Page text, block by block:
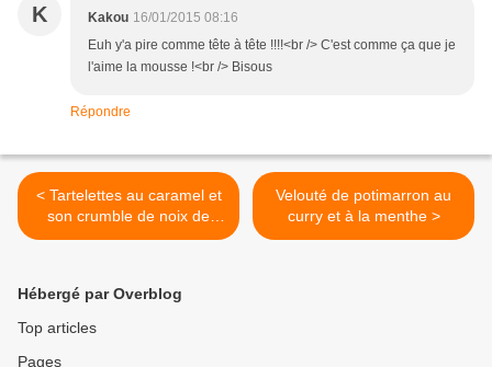
K Kakou 16/01/2015 08:16
Euh y'a pire comme tête à tête !!!!<br /> C'est comme ça que je
l'aime la mousse !<br /> Bisous
Répondre
< Tartelettes au caramel et
son crumble de noix de
pécan
Velouté de potimarron au
curry et à la menthe >
Hébergé par Overblog
Top articles
Pages